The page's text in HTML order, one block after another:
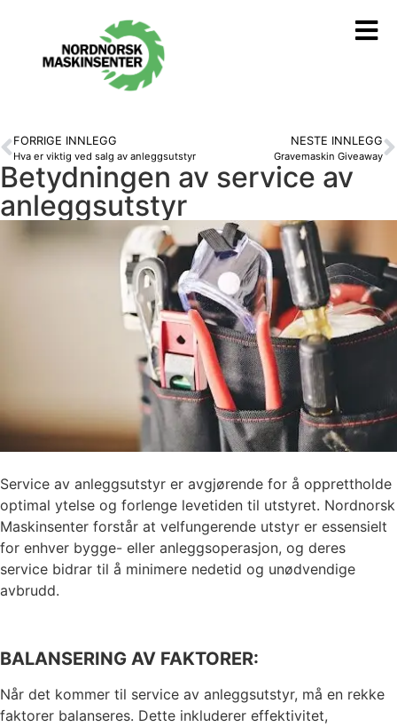
FORRIGE INNLEGG
Hva er viktig ved salg av anleggsutstyr
NESTE INNLEGG
Gravemaskin Giveaway
Betydningen av service av
anleggsutstyr
Service av anleggsutstyr er avgjørende for å opprettholde
optimal ytelse og forlenge levetiden til utstyret. Nordnorsk
Maskinsenter forstår at velfungerende utstyr er essensielt
for enhver bygge- eller anleggsoperasjon, og deres
service bidrar til å minimere nedetid og unødvendige
avbrudd.
BALANSERING AV FAKTORER:
Når det kommer til service av anleggsutstyr, må en rekke
faktorer balanseres. Dette inkluderer effektivitet,